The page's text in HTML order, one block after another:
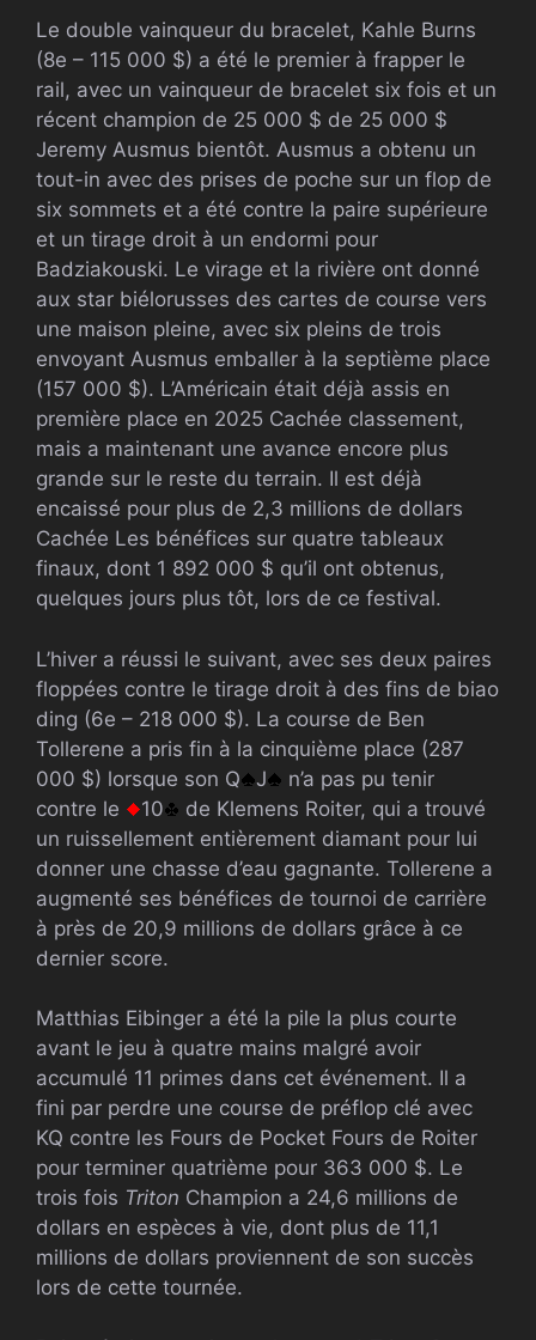
Le double vainqueur du bracelet, Kahle Burns
(8e – 115 000 $) a été le premier à frapper le
rail, avec un vainqueur de bracelet six fois et un
récent champion de 25 000 $ de 25 000 $
Jeremy Ausmus bientôt. Ausmus a obtenu un
tout-in avec des prises de poche sur un flop de
six sommets et a été contre la paire supérieure
et un tirage droit à un endormi pour
Badziakouski. Le virage et la rivière ont donné
aux star biélorusses des cartes de course vers
une maison pleine, avec six pleins de trois
envoyant Ausmus emballer à la septième place
(157 000 $). L’Américain était déjà assis en
première place en 2025 Cachée classement,
mais a maintenant une avance encore plus
grande sur le reste du terrain. Il est déjà
encaissé pour plus de 2,3 millions de dollars
Cachée Les bénéfices sur quatre tableaux
finaux, dont 1 892 000 $ qu’il ont obtenus,
quelques jours plus tôt, lors de ce festival.
L’hiver a réussi le suivant, avec ses deux paires
floppées contre le tirage droit à des fins de biao
ding (6e – 218 000 $). La course de Ben
Tollerene a pris fin à la cinquième place (287
000 $) lorsque son Q
J
n’a pas pu tenir
contre le
10
de Klemens Roiter, qui a trouvé
un ruissellement entièrement diamant pour lui
donner une chasse d’eau gagnante. Tollerene a
augmenté ses bénéfices de tournoi de carrière
à près de 20,9 millions de dollars grâce à ce
dernier score.
Matthias Eibinger a été la pile la plus courte
avant le jeu à quatre mains malgré avoir
accumulé 11 primes dans cet événement. Il a
fini par perdre une course de préflop clé avec
KQ contre les Fours de Pocket Fours de Roiter
pour terminer quatrième pour 363 000 $. Le
trois fois Triton Champion a 24,6 millions de
dollars en espèces à vie, dont plus de 11,1
millions de dollars proviennent de son succès
lors de cette tournée.